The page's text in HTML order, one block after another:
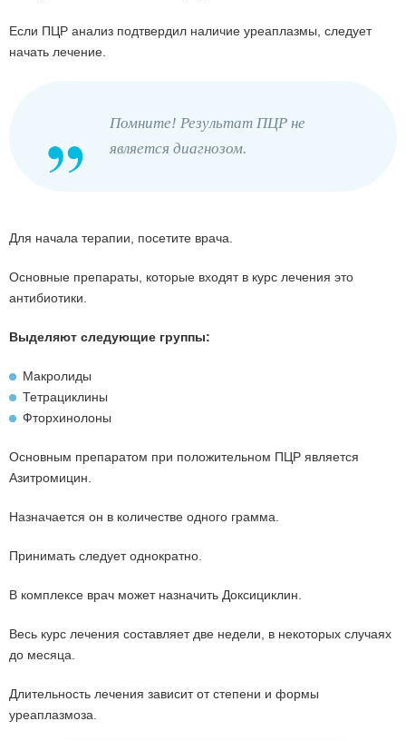
Если ПЦР анализ подтвердил наличие уреаплазмы, следует
начать лечение.
Помните! Результат ПЦР не
является диагнозом.
Для начала терапии, посетите врача.
Основные препараты, которые входят в курс лечения это
антибиотики.
Выделяют следующие группы:
Макролиды
Тетрациклины
Фторхинолоны
Основным препаратом при положительном ПЦР является
Азитромицин.
Назначается он в количестве одного грамма.
Принимать следует однократно.
В комплексе врач может назначить Доксициклин.
Весь курс лечения составляет две недели, в некоторых случаях
до месяца.
Длительность лечения зависит от степени и формы
уреаплазмоза.